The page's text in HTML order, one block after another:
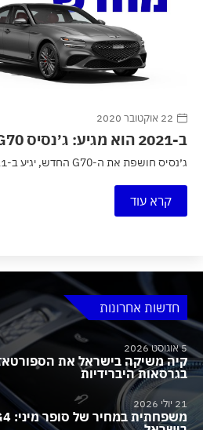
22 אוקטובר 2020
ב-2021 הוא מגיע: ג׳נסיס G70 החדש
ג׳נסיס חושפת את ה-G70 החדש, יגיע ב-2021 לישראל.
קרא עוד
חדשות אחרונות
5 אוגוסט 2026
קיה משיקה בישראל את
בגרסאות היברידיות
21 יולי 2026